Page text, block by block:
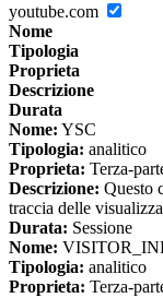
youtube.com
Nome
Tipologia
Proprieta
Descrizione
Durata
Nome: YSC
Tipologia: analitico
Proprieta: Terza-
Descrizione: Questo
traccia delle
Durata: Sessione
Nome:
Tipologia: analitico
Proprieta: Terza-